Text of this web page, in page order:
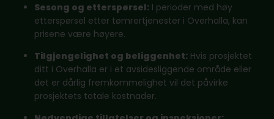
Sesong og etterspørsel: I perioder med høy
etterspørsel etter tømrertjenester i Overhalla, kan
prisene være høyere.
Tilgjengelighet og beliggenhet: Hvis prosjektet
ditt i Overhalla er i et avsidesliggende område eller
det er dårlig fremkommelighet vil det påvirke
prosjektets totale kostnader.